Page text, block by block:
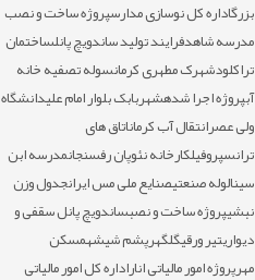
بزرگاداره کل نوسازی مدارسپروژه ساخت و نصب
مدرسه شاهدفرایند تولید ساندویچ پانلساختمان
تراکلودشهرک مطهری کرمانسوله تصفیه خانه
آبپروژه اجرا شدهشهربابک بلوار امام علیدانشگاه
ولی عصرانتقال آب کرماناتاق های
ترانسپروفیلکارخانه نئوپان رفسنجانمدرسه ابن
سینالوله صنعتیصنایع ملی مس ایرانجدول وزن
نبشیپروژه ساخت و نصبساندویچ پانل سقفی و
دیواریتیر ورقیگلگهرپشم شیشهمسکن
مهرپروژه امور مالیاتی اناراداره کل امور مالیاتی